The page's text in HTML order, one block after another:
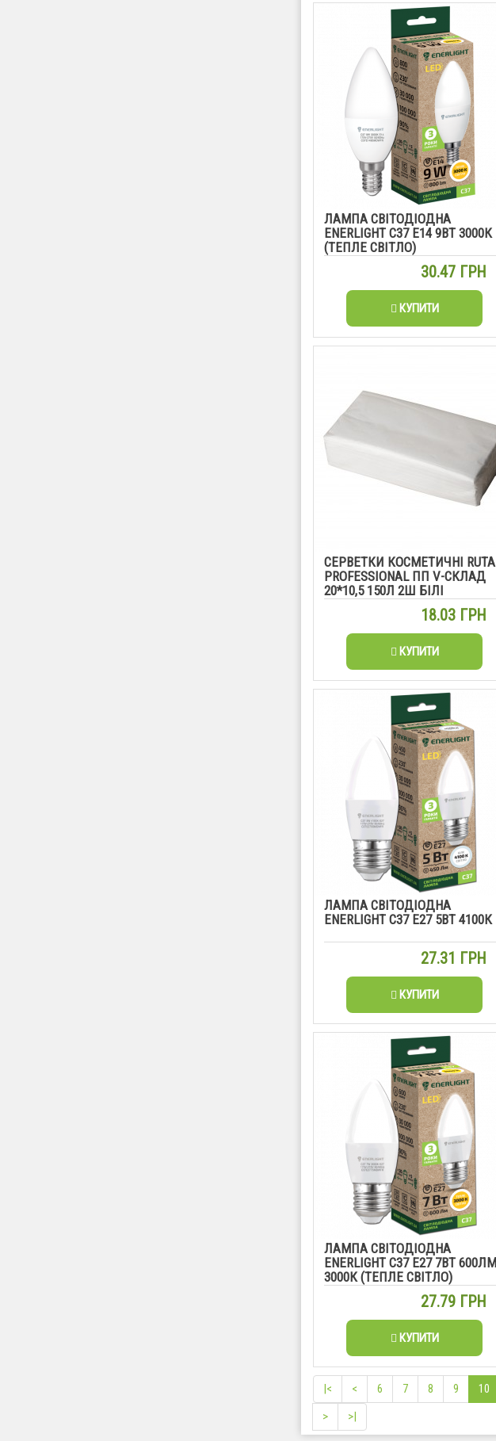
ЛАМПА СВІТОДІОДНА
ENERLIGHT С37 Е14 9ВТ 3000К
(ТЕПЛЕ СВІТЛО)
30.47 ГРН
КУПИТИ
СЕРВЕТКИ КОСМЕТИЧНІ RUTA
PROFESSIONAL ПП V-СКЛАД
20*10,5 150Л 2Ш БІЛІ
18.03 ГРН
КУПИТИ
ЛАМПА СВІТОДІОДНА
ENERLIGHT С37 Е27 5ВТ 4100К
27.31 ГРН
КУПИТИ
ЛАМПА СВІТОДІОДНА
ENERLIGHT С37 Е27 7ВТ 600ЛМ
3000К (ТЕПЛЕ СВІТЛО)
27.79 ГРН
КУПИТИ
|< < 6 7 8 9 10
>
>|